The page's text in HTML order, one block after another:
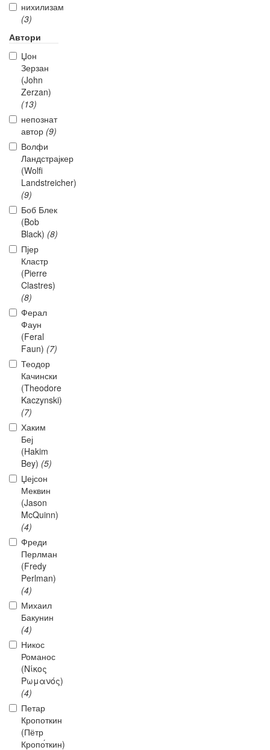
нихилизам
(3)
Автори
Џон
Зерзан
(John
Zerzan)
(13)
непознат
автор (9)
Волфи
Ландстрајкер
(Wolfi
Landstreicher)
(9)
Боб Блек
(Bob
Black) (8)
Пјер
Кластр
(Pierre
Clastres)
(8)
Ферал
Фаун
(Feral
Faun) (7)
Теодор
Качински
(Theodore
Kaczynski)
(7)
Хаким
Беј
(Hakim
Bey) (5)
Џејсон
Меквин
(Jason
McQuinn)
(4)
Фреди
Перлман
(Fredy
Perlman)
(4)
Михаил
Бакунин
(4)
Никос
Романос
(Νίκος
Ρωμανός)
(4)
Петар
Кропоткин
(Пётр
Кропо́ткин)